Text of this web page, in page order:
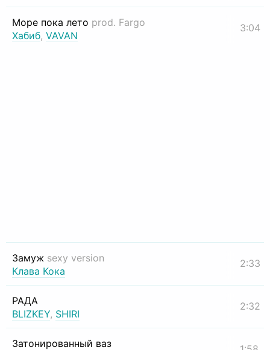
Море пока лето prod. Fargo
Хабиб, VAVAN
3:04
Замуж sexy version
Клава Кока
2:33
РАДА
BLIZKEY, SHIRI
2:32
Затонированный ваз